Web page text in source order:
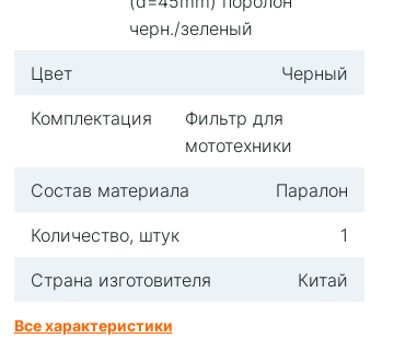
черн./зеленый
Цвет
Черный
Комплектация
Фильтр для
мототехники
Состав материала
Паралон
Количество, штук
1
Страна изготовителя
Китай
Все характеристики